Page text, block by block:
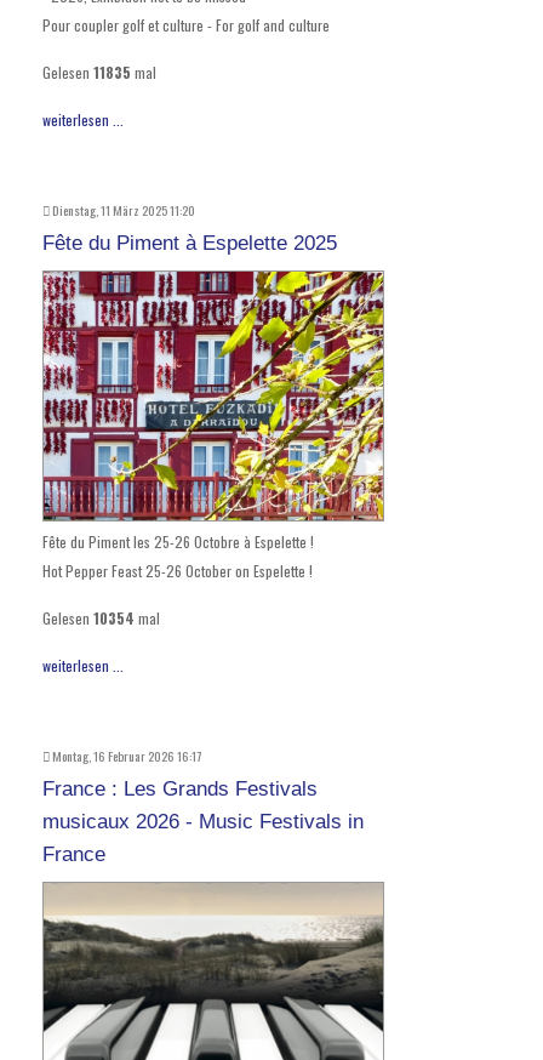
Pour coupler golf et culture - For golf and culture
Gelesen 11835 mal
weiterlesen ...
Dienstag, 11 März 2025 11:20
Fête du Piment à Espelette 2025
Fête du Piment les 25-26 Octobre à Espelette !
Hot Pepper Feast 25-26 October on Espelette !
Gelesen 10354 mal
weiterlesen ...
Montag, 16 Februar 2026 16:17
France : Les Grands Festivals
musicaux 2026 - Music Festivals in
France